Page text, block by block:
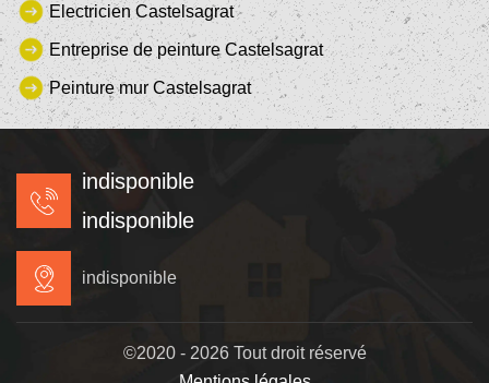
Electricien Castelsagrat
Entreprise de peinture Castelsagrat
Peinture mur Castelsagrat
indisponible
indisponible
indisponible
©2020 - 2026 Tout droit réservé